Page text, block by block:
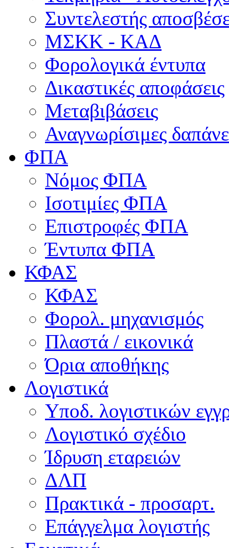
Συντελεστής
ΜΣKΚ - ΚΑΔ
Φορολογικά έντυπα
Δικαστικές αποφάσεις
Μεταβιβάσεις
Αναγνωρίσιμες
ΦΠΑ
Νόμος ΦΠΑ
Ισοτιμίες ΦΠΑ
Επιστροφές ΦΠΑ
Έντυπα ΦΠΑ
ΚΦΑΣ
ΚΦΑΣ
Φορολ. μηχανισμός
Πλαστά / εικονικά
Όρια αποθήκης
Λογιστικά
Υποδ. λογιστικών
Λογιστικό σχέδιο
Ίδρυση εταρειών
ΔΛΠ
Πρακτικά - προσαρτ.
Επάγγελμα λογιστής